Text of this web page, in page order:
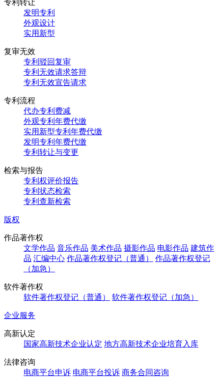
专利转让
发明专利
外观设计
实用新型
复审无效
专利驳回复审
专利无效请求答辩
专利无效宣告请求
专利流程
代办专利费减
外观专利年费代缴
实用新型专利年费代缴
发明专利年费代缴
专利转让与变更
检索与报告
专利权评价报告
专利状态检索
专利查新检索
版权
作品著作权
文学作品 音乐作品 美术作品 摄影作品 电影作品 建筑作
品 汇编中心 作品著作权登记（普通）
作品著作权登记
（加急）
软件著作权
软件著作权登记（普通）
软件著作权登记（加急）
企业服务
高新认定
国家高新技术企业认定 地方高新技术企业培育入库
法律咨询
电商平台申诉 电商平台投诉 商务合同咨询